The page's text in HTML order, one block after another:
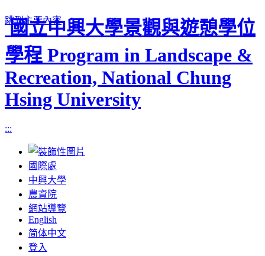
跳到主要內容
國立中興大學景觀與遊憩學位
學程 Program in Landscape &
Recreation, National Chung
Hsing University
:::
國際處
中興大學
農資院
網站導覽
English
简体中文
登入